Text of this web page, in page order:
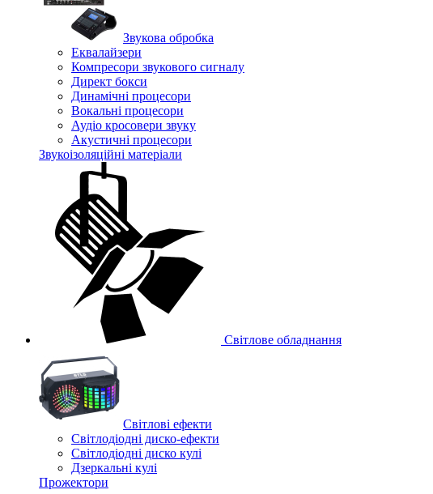
Звукова обробка
Еквалайзери
Компресори звукового сигналу
Директ бокси
Динамічні процесори
Вокальні процесори
Аудіо кросовери звуку
Акустичні процесори
Звукоізоляційні матеріали
Світлове обладнання
Cвітлові ефекти
Світлодіодні диско-ефекти
Світлодіодні диско кулі
Дзеркальні кулі
Прожектори